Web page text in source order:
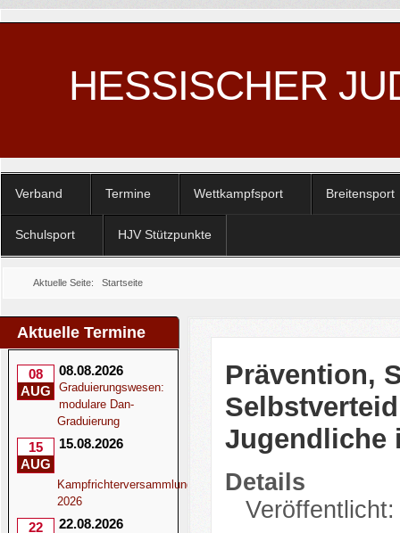
HESSISCHER
Verband Termine Wettkampfsport Breitensport
Schulsport HJV Stützpunkte
Aktuelle Seite: Startseite
Aktuelle Termine
08
AUG
08.08.2026
Graduierungswesen:
modulare Dan-
Graduierung
15
AUG
15.08.2026
Kampfrichterversammlung
2026
22
22.08.2026
Prävention,
Jugendliche
Details